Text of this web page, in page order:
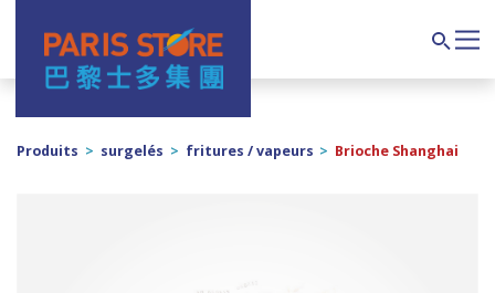
Navigation principale
Produits > surgelés > fritures / vapeurs > Brioche Shanghai